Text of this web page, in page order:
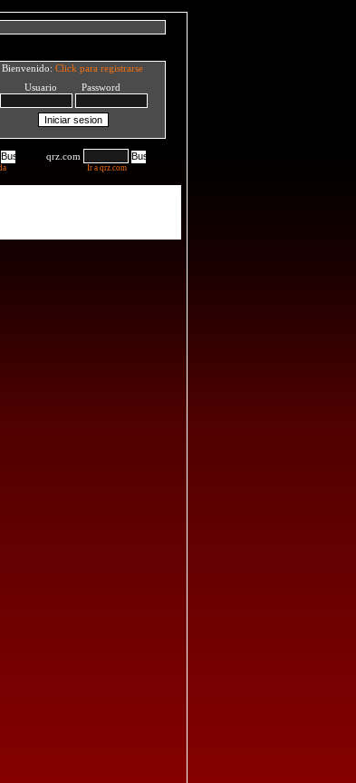
Bienvenido: Click para registrarse
Usuario Password
qrz.com
Ir a qrz.com